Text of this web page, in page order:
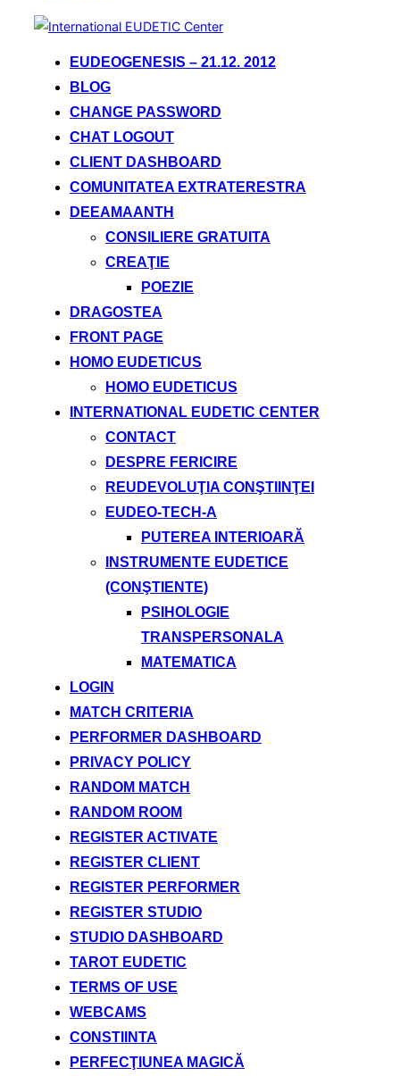
EUDEOGENESIS – 21.12. 2012
BLOG
CHANGE PASSWORD
CHAT LOGOUT
CLIENT DASHBOARD
COMUNITATEA EXTRATERESTRA
DEEAMAANTH
CONSILIERE GRATUITA
CREAŢIE
POEZIE
DRAGOSTEA
FRONT PAGE
HOMO EUDETICUS
HOMO EUDETICUS
INTERNATIONAL EUDETIC CENTER
CONTACT
DESPRE FERICIRE
REUDEVOLUŢIA CONŞTIINŢEI
EUDEO-TECH-A
PUTEREA INTERIOARĂ
INSTRUMENTE EUDETICE
(CONŞTIENTE)
PSIHOLOGIE
TRANSPERSONALA
MATEMATICA
LOGIN
MATCH CRITERIA
PERFORMER DASHBOARD
PRIVACY POLICY
RANDOM MATCH
RANDOM ROOM
REGISTER ACTIVATE
REGISTER CLIENT
REGISTER PERFORMER
REGISTER STUDIO
STUDIO DASHBOARD
TAROT EUDETIC
TERMS OF USE
WEBCAMS
CONSTIINTA
PERFECŢIUNEA MAGICĂ